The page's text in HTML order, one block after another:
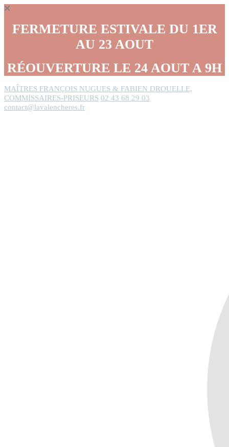
FERMETURE ESTIVALE DU 1ER
AU 23 AOUT
RÉOUVERTURE LE 24 AOUT A 9H
MAÎTRES FRANÇOIS NUGUES & FABIEN DROUELLE,
COMMISSAIRES-PRISEURS 02 43 68 29 03
contact@lavalencheres.fr
Panneau de gestion des cookies